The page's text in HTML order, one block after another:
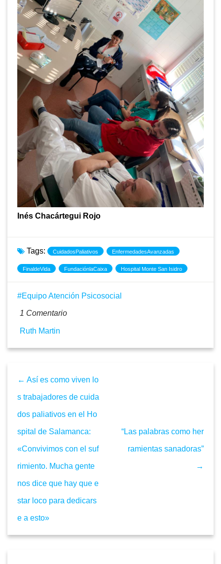
Inés Chacártegui Rojo
Tags: CuidadosPaliativos EnfermedadesAvanzadas
FinaldeVida FundaciónlaCaixa Hospital Monte San Isidro
Equipo Atención Psicosocial
1 Comentario
Ruth Martin
← Así es como viven lo
s trabajadores de cuida
dos paliativos en el Ho
spital de Salamanca:
«Convivimos con el suf
rimiento. Mucha gente
nos dice que hay que e
star loco para dedicars
e a esto»
“Las palabras como her
ramientas sanadoras”
→